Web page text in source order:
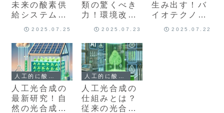
未来の酸素供
給システム！
人工光合成と
解説
2025.07.25
類の驚くべき
力！環境改善
と再生可能エ
応用
2025.07.23
生み出す！バ
イオテクノロ
ジーによる持
2025.07.22
人工光合成の
最新研究！自
然の光合成と
人工光合成の
仕組みとは？
従来の光合成